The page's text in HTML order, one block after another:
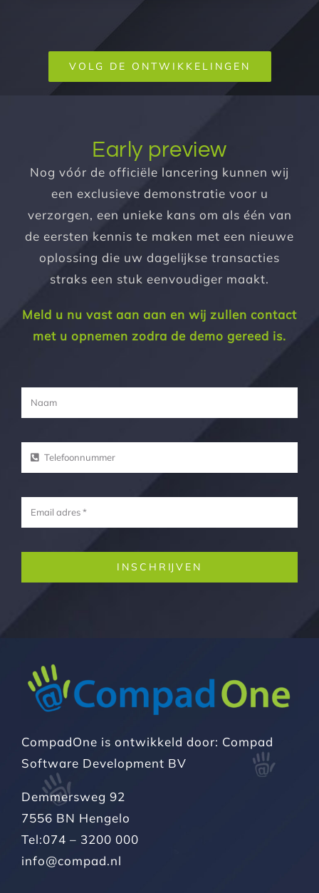
VOLG DE ONTWIKKELINGEN
Early preview
Nog vóór de officiële lancering kunnen wij
een exclusieve demonstratie voor u
verzorgen, een unieke kans om als één van
de eersten kennis te maken met een nieuwe
oplossing die uw dagelijkse transacties
straks een stuk eenvoudiger maakt.
Meld u nu vast aan aan en wij zullen contact
met u opnemen zodra de demo gereed is.
INSCHRIJVEN
CompadOne is ontwikkeld door: Compad
Software Development BV
Demmersweg 92
7556 BN Hengelo
Tel:074 – 3200 000
info@compad.nl